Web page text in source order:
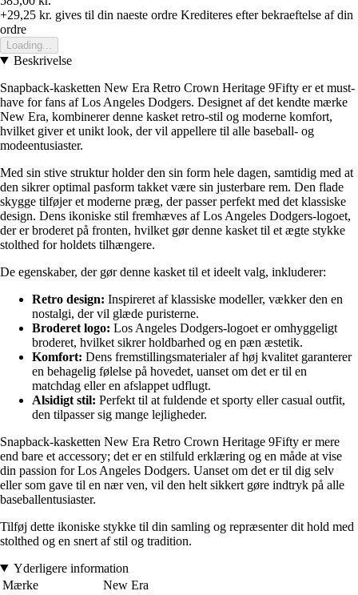
+29,25 kr. gives til din naeste ordre Krediteres efter bekraeftelse af din
ordre
Loading...
Beskrivelse
Snapback-kasketten New Era Retro Crown Heritage 9Fifty er et must-
have for fans af Los Angeles Dodgers. Designet af det kendte mærke
New Era, kombinerer denne kasket retro-stil og moderne komfort,
hvilket giver et unikt look, der vil appellere til alle baseball- og
modeentusiaster.
Med sin stive struktur holder den sin form hele dagen, samtidig med at
den sikrer optimal pasform takket være sin justerbare rem. Den flade
skygge tilføjer et moderne præg, der passer perfekt med det klassiske
design. Dens ikoniske stil fremhæves af Los Angeles Dodgers-logoet,
der er broderet på fronten, hvilket gør denne kasket til et ægte stykke
stolthed for holdets tilhængere.
De egenskaber, der gør denne kasket til et ideelt valg, inkluderer:
Retro design: Inspireret af klassiske modeller, vækker den en
nostalgi, der vil glæde puristerne.
Broderet logo: Los Angeles Dodgers-logoet er omhyggeligt
broderet, hvilket sikrer holdbarhed og en pæn æstetik.
Komfort: Dens fremstillingsmaterialer af høj kvalitet garanterer
en behagelig følelse på hovedet, uanset om det er til en
matchdag eller en afslappet udflugt.
Alsidigt stil: Perfekt til at fuldende et sporty eller casual outfit,
den tilpasser sig mange lejligheder.
Snapback-kasketten New Era Retro Crown Heritage 9Fifty er mere
end bare et accessory; det er en stilfuld erklæring og en måde at vise
din passion for Los Angeles Dodgers. Uanset om det er til dig selv
eller som gave til en nær ven, vil den helt sikkert gøre indtryk på alle
baseballentusiaster.
Tilføj dette ikoniske stykke til din samling og repræsenter dit hold med
stolthed og en snert af stil og tradition.
Yderligere information
Mærke
New Era